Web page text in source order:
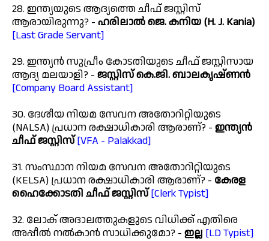
28. ഇന്ത്യയുടെ ആദ്യത്തെ ചീഫ് ജസ്റ്റിസ്
ആരായിരുന്നു? - ഹരിലാൽ ജെ. കനിയ (H. J. Kania)
[Last Grade Servant]
29. ഇന്ത്യൻ സുപ്രീം കോടതിയുടെ ചീഫ് ജസ്റ്റിസായ
ആദ്യ മലയാളി? - ജസ്റ്റിസ് കെ.ജി. ബാലകൃഷ്ണൻ
[Company Board Assistant]
30. ദേശീയ നിയമ സേവന അതോറിറ്റിയുടെ
(NALSA) പ്രധാന രക്ഷാധികാരി ആരാണ്? - ഇന്ത്യൻ
ചീഫ് ജസ്റ്റിസ് [VFA - Palakkad]
31. സംസ്ഥാന നിയമ സേവന അതോറിറ്റിയുടെ
(KELSA) പ്രധാന രക്ഷാധികാരി ആരാണ്? - കേരള
ഹൈക്കോടതി ചീഫ് ജസ്റ്റിസ് [Clerk Typist]
32. ലോക് അദാലത്തുകളുടെ വിധിക്ക് എതിരെ
അപ്പീൽ നൽകാൻ സാധിക്കുമോ? - ഇല്ല [LD Typist]